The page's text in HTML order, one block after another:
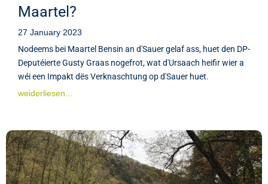
Maartel?
27 January 2023
Nodeems bei Maartel Bensin an d'Sauer gelaf ass, huet den DP-
Deputéierte Gusty Graas nogefrot, wat d'Ursaach heifir wier a
wéi een Impakt dës Verknaschtung op d'Sauer huet.
weiderliesen...